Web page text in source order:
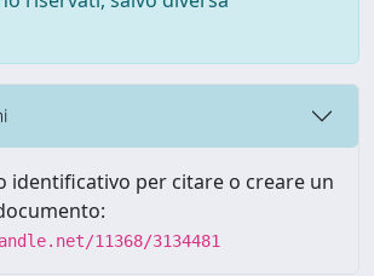
identificativo per citare o creare un
11368/3134481